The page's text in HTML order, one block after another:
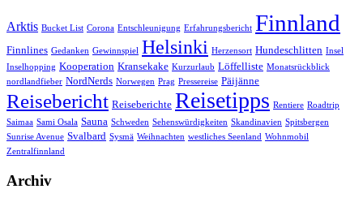
Arktis Bucket List Corona Entschleunigung Erfahrungsbericht Finnland
Finnlines Gedanken Gewinnspiel Helsinki Herzensort Hundeschlitten Insel
Inselhopping Kooperation Kransekake Kurzurlaub Löffelliste Monatsrückblick
nordlandfieber NordNerds Norwegen Prag Pressereise Päijänne
Reisebericht Reiseberichte Reisetipps Rentiere Roadtrip
Saimaa Sami Osala Sauna Schweden Sehenswürdigkeiten Skandinavien Spitsbergen
Sunrise Avenue Svalbard Sysmä Weihnachten westliches Seenland Wohnmobil
Zentralfinnland
Archiv